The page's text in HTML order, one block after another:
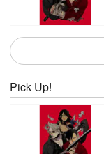
Pick Up!